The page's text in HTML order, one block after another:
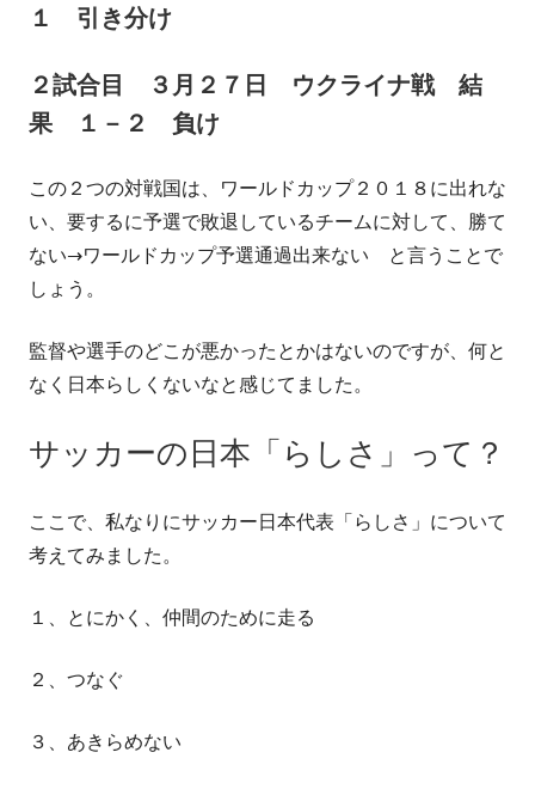
１ 引き分け
２試合目 ３月２７日 ウクライナ戦 結
果 １－２ 負け
この２つの対戦国は、ワールドカップ２０１８に出れな
い、要するに予選で敗退しているチームに対して、勝て
ない→ワールドカップ予選通過出来ない と言うことで
しょう。
監督や選手のどこが悪かったとかはないのですが、何と
なく日本らしくないなと感じてました。
サッカーの日本「らしさ」って？
ここで、私なりにサッカー日本代表「らしさ」について
考えてみました。
１、とにかく、仲間のために走る
２、つなぐ
３、あきらめない